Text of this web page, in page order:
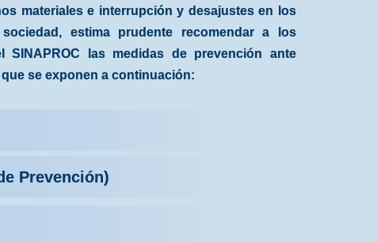
materiales e interrupción y desajustes en los
estima prudente recomendar a los
SINAPROC las medidas de prevención ante
se exponen a continuación:
Prevención)